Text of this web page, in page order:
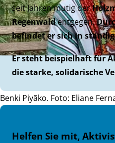
seit Jahren mutig der
Regenwaldentgegen.
befindet er sich in
Er steht beispielhaft für
die starke, solidarische
Benki Piyãko. Foto: Eliane
Helfen Sie mit,